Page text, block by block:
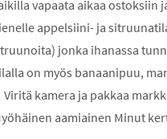
vapaata aikaa ostoksiin
appelsiini- ja
jonka ihanassa
on myös banaanipuu,
kamera ja pakkaa
aamiainen Minut